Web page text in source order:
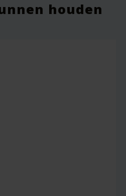
houden